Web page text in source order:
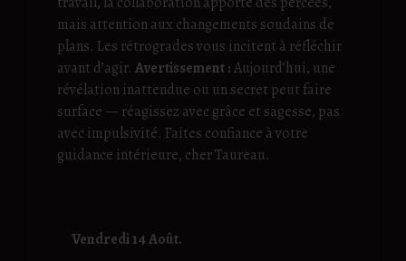
mais attention aux changements soudains de
plans. Les rétrogrades vous incitent à réfléchir
avant d’agir. Avertissement :Aujourd’hui, une
révélation inattendue ou un secret peut faire
surface — réagissez avec grâce et sagesse, pas
avec impulsivité. Faites confiance à votre
guidance intérieure, cher Taureau.
Vendredi 14 Août.